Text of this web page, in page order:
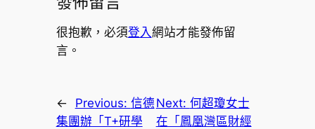
很抱歉，必須登入網站才能發佈留
言。
← Previous: 信德
集團辦「T+研學
Next: 何超瓊女士
在「鳳凰灣區財經